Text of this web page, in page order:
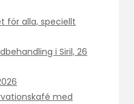
för alla, speciellt
i Siril, 26
med